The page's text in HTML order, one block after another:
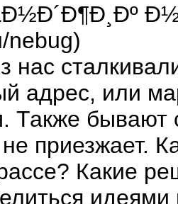
nebug)
нас
адрес, или
Также бывают
приезжает.
Какие